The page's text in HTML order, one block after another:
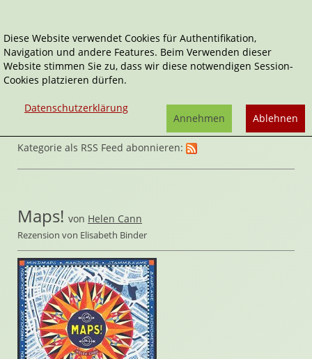
Home Sachbücher DIY
Kategorie als RSS Feed abonnieren:
Maps! von Helen Cann
Rezension von Elisabeth Binder
Diese Website verwendet Cookies für Authentifikation,
Navigation und andere Features. Beim Verwenden dieser
Website stimmen Sie zu, dass wir diese notwendigen Session-
Cookies platzieren dürfen.
Datenschutzerklärung
Ablehnen
Annehmen